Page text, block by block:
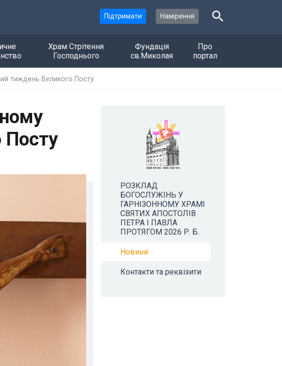
Підтримати Намірення
Храм Стрітення
Господнього
Фундація
св.Миколая
Про
портал
тиждень Великого Посту
Посту
РОЗКЛАД
БОГОСЛУЖІНЬ У
ГАРНІЗОННОМУ ХРАМІ
СВЯТИХ АПОСТОЛІВ
ПЕТРА І ПАВЛА
ПРОТЯГОМ 2026 Р. Б.
Новини
Контакти та реквізити